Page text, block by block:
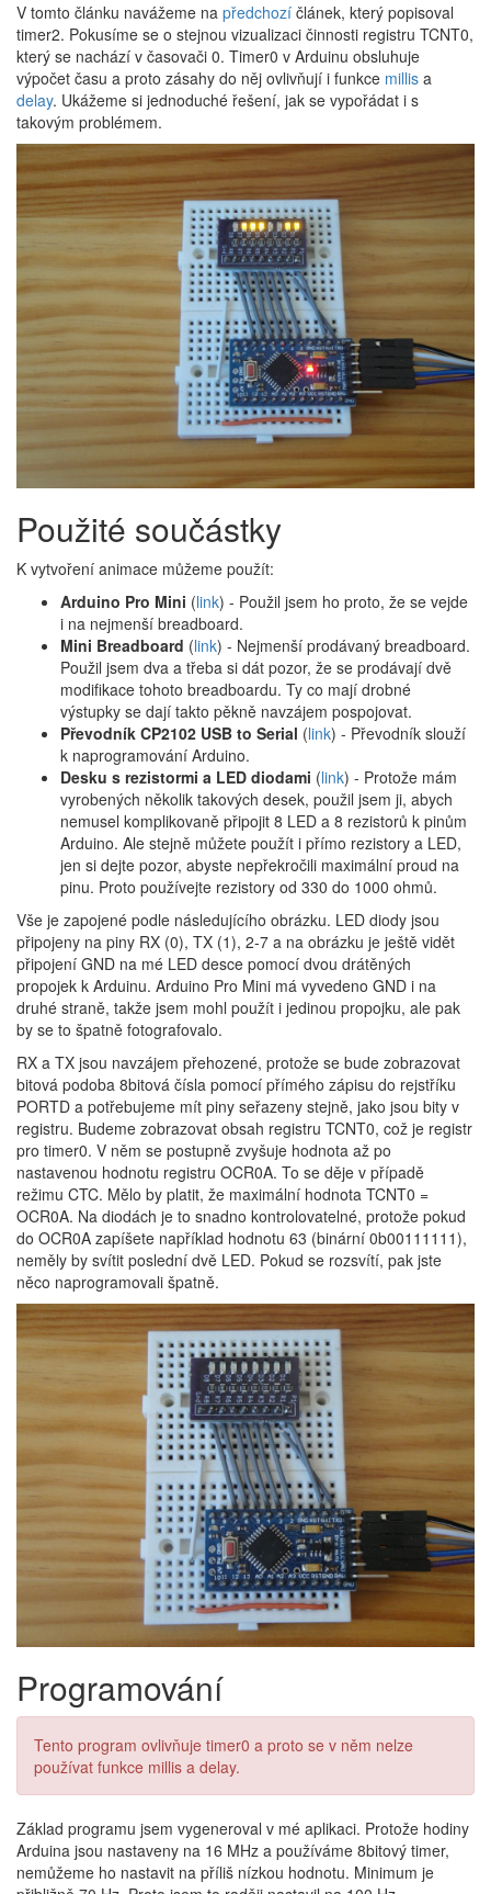
V tomto článku navážeme na předchozí článek, který popisoval
timer2. Pokusíme se o stejnou vizualizaci činnosti registru TCNT0,
který se nachází v časovači 0. Timer0 v Arduinu obsluhuje
výpočet času a proto zásahy do něj ovlivňují i funkce millis a
delay. Ukážeme si jednoduché řešení, jak se vypořádat i s
takovým problémem.
Použité součástky
K vytvoření animace můžeme použít:
Arduino Pro Mini (link) - Použil jsem ho proto, že se vejde
i na nejmenší breadboard.
Mini Breadboard (link) - Nejmenší prodávaný breadboard.
Použil jsem dva a třeba si dát pozor, že se prodávají dvě
modifikace tohoto breadboardu. Ty co mají drobné
výstupky se dají takto pěkně navzájem pospojovat.
Převodník CP2102 USB to Serial (link) - Převodník slouží
k naprogramování Arduino.
Desku s rezistormi a LED diodami (link) - Protože mám
vyrobených několik takových desek, použil jsem ji, abych
nemusel komplikovaně připojit 8 LED a 8 rezistorů k pinům
Arduino. Ale stejně můžete použít i přímo rezistory a LED,
jen si dejte pozor, abyste nepřekročili maximální proud na
pinu. Proto používejte rezistory od 330 do 1000 ohmů.
Vše je zapojené podle následujícího obrázku. LED diody jsou
připojeny na piny RX (0), TX (1), 2-7 a na obrázku je ještě vidět
připojení GND na mé LED desce pomocí dvou drátěných
propojek k Arduinu. Arduino Pro Mini má vyvedeno GND i na
druhé straně, takže jsem mohl použít i jedinou propojku, ale pak
by se to špatně fotografovalo.
RX a TX jsou navzájem přehozené, protože se bude zobrazovat
bitová podoba 8bitová čísla pomocí přímého zápisu do rejstříku
PORTD a potřebujeme mít piny seřazeny stejně, jako jsou bity v
registru. Budeme zobrazovat obsah registru TCNT0, což je registr
pro timer0. V něm se postupně zvyšuje hodnota až po
nastavenou hodnotu registru OCR0A. To se děje v případě
režimu CTC. Mělo by platit, že maximální hodnota TCNT0 =
OCR0A. Na diodách je to snadno kontrolovatelné, protože pokud
do OCR0A zapíšete například hodnotu 63 (binární 0b00111111),
neměly by svítit poslední dvě LED. Pokud se rozsvítí, pak jste
něco naprogramovali špatně.
Programování
Tento program ovlivňuje timer0 a proto se v něm nelze
používat funkce millis a delay.
Základ programu jsem vygeneroval v mé aplikaci. Protože hodiny
Arduina jsou nastaveny na 16 MHz a používáme 8bitový timer,
nemůžeme ho nastavit na příliš nízkou hodnotu. Minimum je